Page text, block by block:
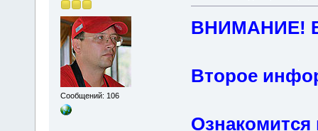
Сообщений: 106
ВНИМАНИЕ!
Второе
Ознакомится